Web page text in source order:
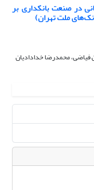
در صنعت بانکداری بر
ملت تهران)
محمدرضا خدادادیان